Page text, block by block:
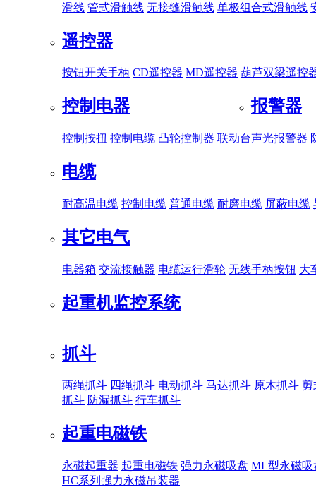
滑线 管式滑触线 无接缝滑触线 单极组合式滑触线
遥控器
按钮开关手柄 CD遥控器 MD遥控器 葫芦双梁遥控
控制电器
控制按扭 控制电缆 凸轮控制器 联动台
报警器
声光报警器
电缆
耐高温电缆 控制电缆 普通电缆 耐磨电缆 屏蔽电缆
其它电气
电器箱 交流接触器 电缆运行滑轮 无线手柄按钮 大
起重机监控系统
抓斗
两绳抓斗 四绳抓斗 电动抓斗 马达抓斗 原木抓斗 剪
抓斗 防漏抓斗 行车抓斗
起重电磁铁
永磁起重器 起重电磁铁 强力永磁吸盘 ML型永磁吸
HC系列强力永磁吊装器